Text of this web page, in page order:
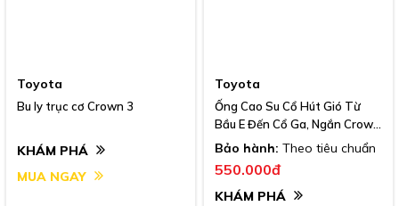
Toyota
Bu ly trục cơ Crown 3
KHÁM PHÁ
MUA NGAY
Toyota
Ống Cao Su Cổ Hút Gió Từ
Bầu E Đến Cổ Ga, Ngắn Crown
3.0 91-95 I Oem: 17881-
Bảo hành: Theo tiêu chuẩn
550.000đ
KHÁM PHÁ